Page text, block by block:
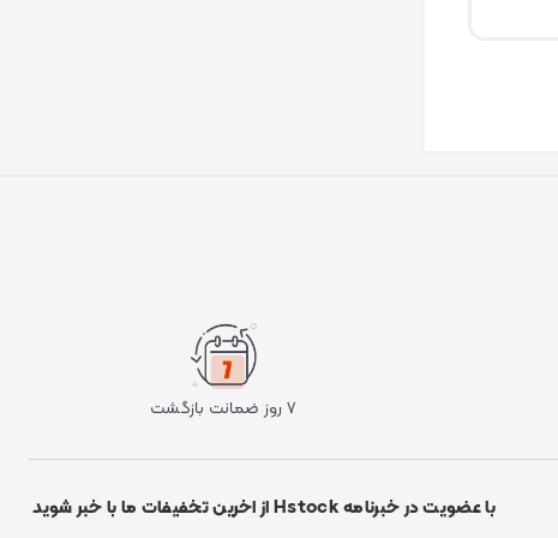
۷ روز ضمانت بازگشت
با عضویت در خبرنامه Hstock از اخرین تخفیفات ما با خبر شوید